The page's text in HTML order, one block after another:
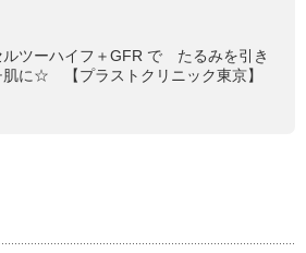
ルツーハイフ＋GFR で たるみを引き
に☆ 【プラストクリニック東京】